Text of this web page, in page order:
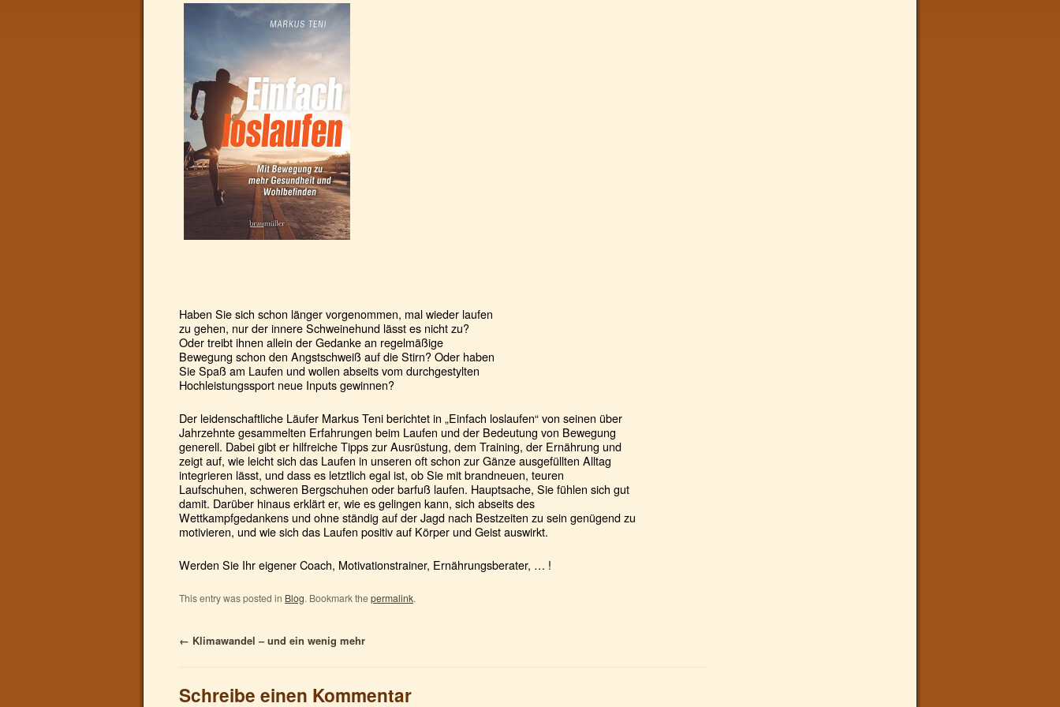
Haben Sie sich schon länger vorgenommen, mal wieder laufen
zu gehen, nur der innere Schweinehund lässt es nicht zu?
Oder treibt ihnen allein der Gedanke an regelmäßige
Bewegung schon den Angstschweiß auf die Stirn? Oder haben
Sie Spaß am Laufen und wollen abseits vom durchgestylten
Hochleistungssport neue Inputs gewinnen?
Der leidenschaftliche Läufer Markus Teni berichtet in „Einfach loslaufen“ von seinen über
Jahrzehnte gesammelten Erfahrungen beim Laufen und der Bedeutung von Bewegung
generell. Dabei gibt er hilfreiche Tipps zur Ausrüstung, dem Training, der Ernährung und
zeigt auf, wie leicht sich das Laufen in unseren oft schon zur Gänze ausgefüllten Alltag
integrieren lässt, und dass es letztlich egal ist, ob Sie mit brandneuen, teuren
Laufschuhen, schweren Bergschuhen oder barfuß laufen. Hauptsache, Sie fühlen sich gut
damit. Darüber hinaus erklärt er, wie es gelingen kann, sich abseits des
Wettkampfgedankens und ohne ständig auf der Jagd nach Bestzeiten zu sein genügend zu
motivieren, und wie sich das Laufen positiv auf Körper und Geist auswirkt.
Werden Sie Ihr eigener Coach, Motivationstrainer, Ernährungsberater, … !
This entry was posted in Blog. Bookmark thepermalink.
← Klimawandel – und ein wenig mehr
Schreibe einen Kommentar